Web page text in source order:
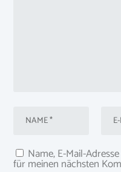
Name, E-Mail-
für meinen nächsten